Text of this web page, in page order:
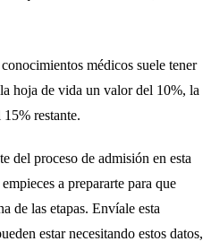
médicos suele tener
hoja de vida un valor del 10%, la
restante.
del proceso de admisión en esta
a prepararte para que
de las etapas. Envíale esta
estar necesitando estos datos,